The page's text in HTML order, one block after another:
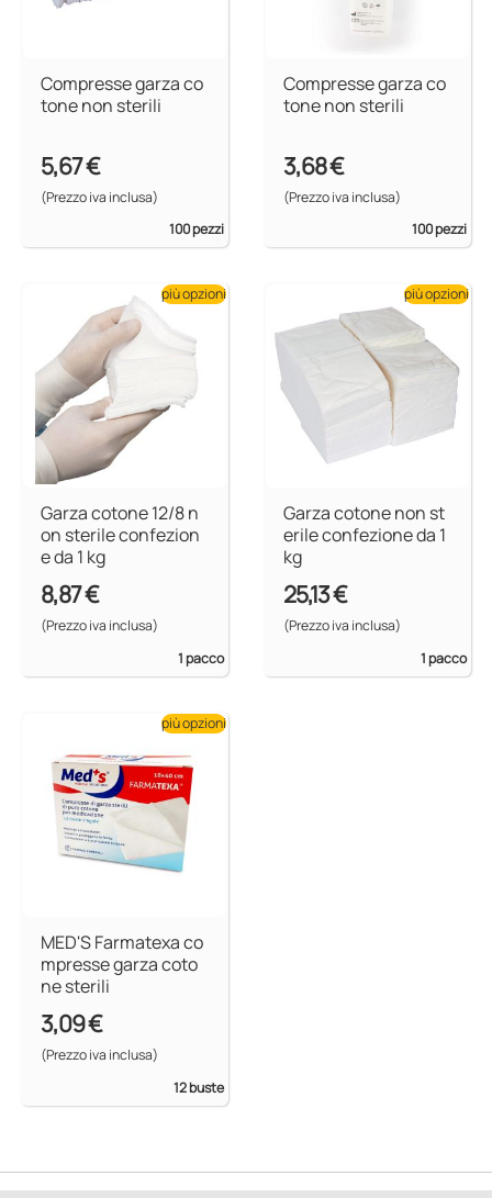
Compresse garza co
tone non sterili
5,67 €
(Prezzo iva inclusa)
100 pezzi
Compresse garza co
tone non sterili
3,68 €
(Prezzo iva inclusa)
100 pezzi
Garza cotone 12/8 n
on sterile confezion
e da 1 kg
8,87 €
(Prezzo iva inclusa)
1 pacco
più opzioni
Garza cotone non st
erile confezione da 1
kg
25,13 €
(Prezzo iva inclusa)
1 pacco
più opzioni
MED'S Farmatexa co
mpresse garza coto
ne sterili
3,09 €
(Prezzo iva inclusa)
12 buste
più opzioni